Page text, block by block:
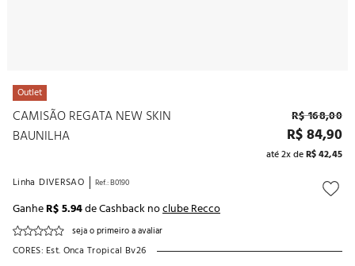
Outlet
CAMISÃO REGATA NEW SKIN
BAUNILHA
R$168,00
R$84,90
até2x deR$42,45
Linha DIVERSAO Ref.:B0190
GanheR$ 5.94de Cashback noclube Recco
seja o primeiro a avaliar
CORES: Est. Onca Tropical Bv26